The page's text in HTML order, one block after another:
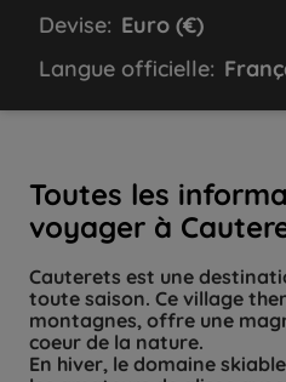
Toutes les
voyager à
Cauterets est une
toute saison. Ce village
montagnes, offre une
coeur de la nature.
En hiver, le domaine
Devise: Euro (€)
Langue officielle: